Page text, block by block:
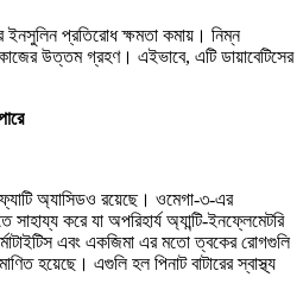
ইনসুলিন প্রতিরোধ ক্ষমতা কমায়। নিম্ন
উত্তম গ্রহণ। এইভাবে, এটি ডায়াবেটিসের
ফ্যাটি অ্যাসিডও রয়েছে। ওমেগা-৩-এর
করে যা অপরিহার্য অ্যান্টি-ইনফ্লেমেটরি
এবং একজিমা এর মতো ত্বকের রোগগুলি
হয়েছে। এগুলি হল পিনাট বাটারের স্বাস্থ্য